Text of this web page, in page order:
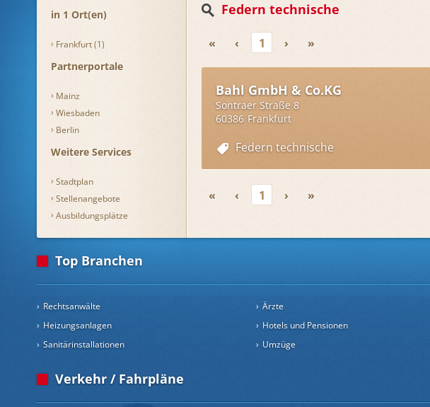
in 1 Ort(en)
Frankfurt (1)
Partnerportale
Mainz
Wiesbaden
Berlin
Weitere Services
Stadtplan
Stellenangebote
Ausbildungsplätze
Federn technische
« ‹ 1 › »
Bahl GmbH & Co.KG
Sontraer Straße 8
60386 Frankfurt
Federn technische
« ‹ 1 › »
Top Branchen
Rechtsanwälte Ärzte
Heizungsanlagen
Hotels und Pensionen
Sanitärinstallationen
Umzüge
Verkehr / Fahrpläne